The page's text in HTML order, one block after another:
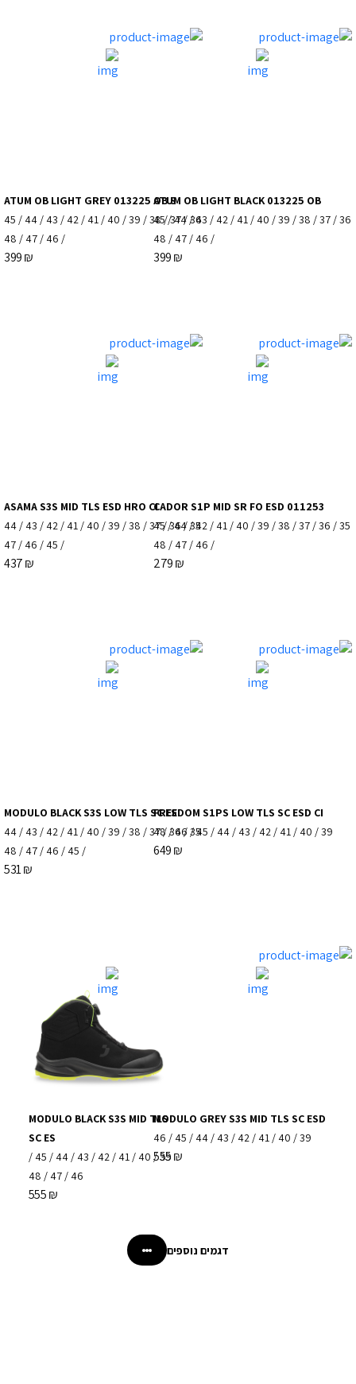
ATUM OB LIGHT BLACK 013225 OB
36
/
37
/
38
/
39
/
40
/
41
/
42
/
43
/
44
/
45
/
46
/
47
/
48
399₪
ATUM OB LIGHT GREY 013225 OB S
36
/
37
/
38
/
39
/
40
/
41
/
42
/
43
/
44
/
45
/
46
/
47
/
48
399₪
CADOR S1P MID SR FO ESD 011253
35
/
36
/
37
/
38
/
39
/
40
/
41
/
42
/
44
/
45
/
46
/
47
/
48
279₪
ASAMA S3S MID TLS ESD HRO CI
35
/
36
/
37
/
38
/
39
/
40
/
41
/
42
/
43
/
44
/
45
/
46
/
47
437₪
FREEDOM S1PS LOW TLS SC ESD CI
39
/
40
/
41
/
42
/
43
/
44
/
45
/
46
/
48
649₪
MODULO BLACK S3S LOW TLS SC ES
35
/
36
/
37
/
38
/
39
/
40
/
41
/
42
/
43
/
44
/
45
/
46
/
47
/
48
531₪
MODULO GREY S3S MID TLS SC ESD
39
/
40
/
41
/
42
/
43
/
44
/
45
/
46
555₪
MODULO BLACK S3S MID TLS
SC ES
39
/
40
/
41
/
42
/
43
/
44
/
45
/
46
/
47
/
48
555₪
דגמים נוספים